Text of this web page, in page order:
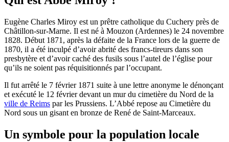
Eugène Charles Miroy est un prêtre catholique du Cuchery près de
Châtillon-sur-Marne. Il est né à Mouzon (Ardennes) le 24 novembre
1828. Début 1871, après la défaite de la France lors de la guerre de
1870, il a été inculpé d’avoir abrité des francs-tireurs dans son
presbytère et d’avoir caché des fusils sous l’autel de l’église pour
qu’ils ne soient pas réquisitionnés par l’occupant.
Il fut arrêté le 7 février 1871 suite à une lettre anonyme le dénonçant
et exécuté le 12 février devant un mur du cimetière du Nord de la
ville de Reims par les Prussiens. L’Abbé repose au Cimetière du
Nord sous un gisant en bronze de René de Saint-Marceaux.
Un symbole pour la population locale